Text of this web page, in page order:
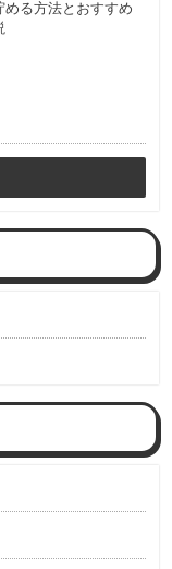
る方法とおすすめ